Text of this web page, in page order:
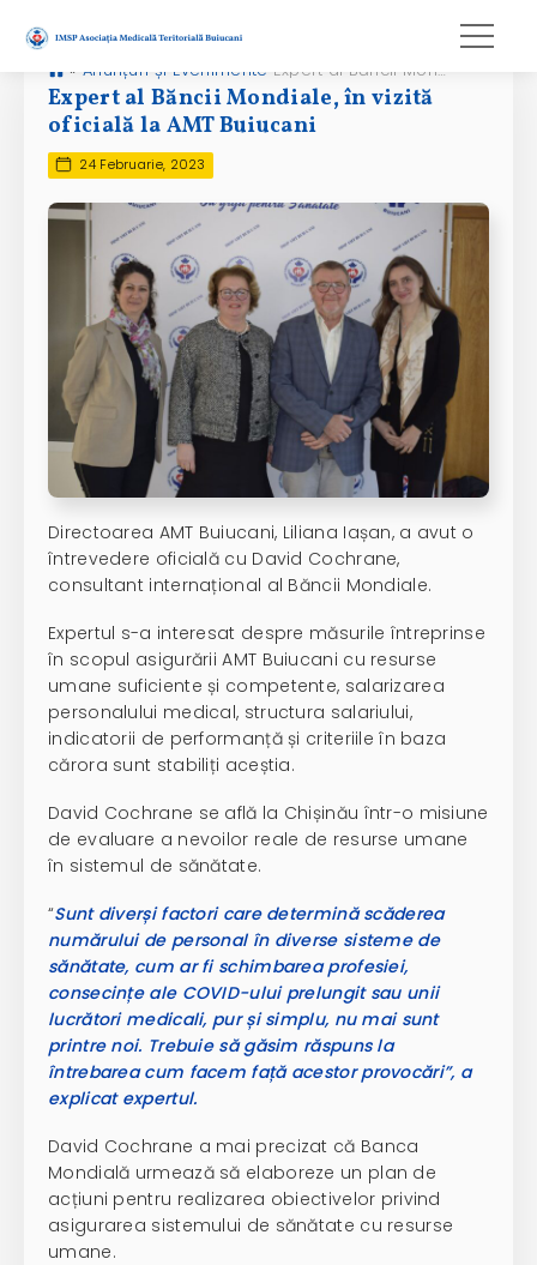
» Anunțuri și Evenimente Expert al Băncii Mondiale, în vizită oficială la AMT Buiucani
Expert al Băncii Mondiale, în vizită
oficială la AMT Buiucani
24 Februarie, 2023
Directoarea AMT Buiucani, Liliana Iașan, a avut o
întrevedere oficială cu David Cochrane,
consultant internațional al Băncii Mondiale.
Expertul s-a interesat despre măsurile întreprinse
în scopul asigurării AMT Buiucani cu resurse
umane suficiente și competente, salarizarea
personalului medical, structura salariului,
indicatorii de performanță și criteriile în baza
cărora sunt stabiliți aceștia.
David Cochrane se află la Chișinău într-o misiune
de evaluare a nevoilor reale de resurse umane
în sistemul de sănătate.
“Sunt diverși factori care determină scăderea
numărului de personal în diverse sisteme de
sănătate, cum ar fi schimbarea profesiei,
consecințe ale COVID-ului prelungit sau unii
lucrători medicali, pur și simplu, nu mai sunt
printre noi. Trebuie să găsim răspuns la
întrebarea cum facem față acestor provocări”, a
explicat expertul.
David Cochrane a mai precizat că Banca
Mondială urmează să elaboreze un plan de
acțiuni pentru realizarea obiectivelor privind
asigurarea sistemului de sănătate cu resurse
umane.